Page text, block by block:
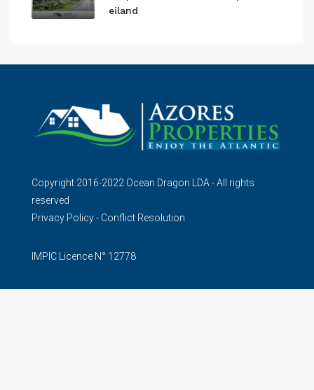
eiland
Copyright 2016-2022 Ocean Dragon LDA - All rights
reserved
Privacy Policy- Conflict Resolution
IMPIC Licence N° 12778